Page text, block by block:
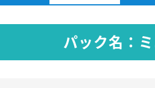
パック名：ミ